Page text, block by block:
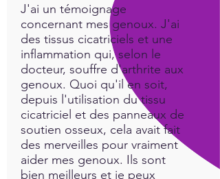
J'ai un témoignage
concernant mes genoux. J'ai
des tissus cicatriciels et une
inflammation qui, selon le
docteur, souffre d'arthrite aux
genoux. Quoi qu'il en soit,
depuis l'utilisation du tissu
cicatriciel et des panneaux de
soutien osseux, cela avait fait
des merveilles pour vraiment
aider mes genoux. Ils sont
bien meilleurs et je peux